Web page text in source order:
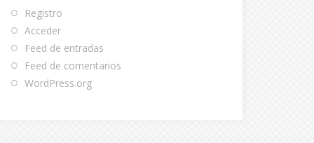
Registro
Acceder
Feed de entradas
Feed de comentarios
WordPress.org